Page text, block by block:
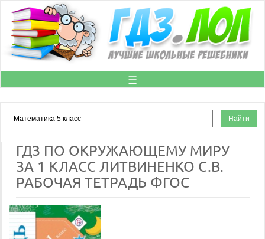
☰
ГДЗ ПО ОКРУЖАЮЩЕМУ МИРУ
ЗА 1 КЛАСС ЛИТВИНЕНКО С.В.
РАБОЧАЯ ТЕТРАДЬ ФГОС